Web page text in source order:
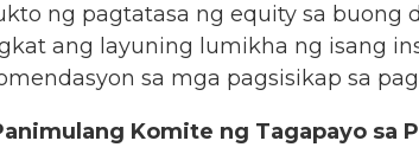
ng pagtatasa ng equity sa
ang layuning lumikha ng isang
sa mga pagsisikap sa
Komite ng Tagapayo sa